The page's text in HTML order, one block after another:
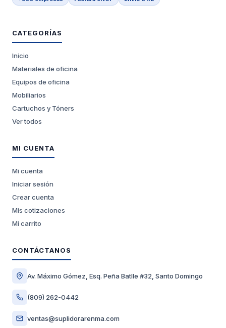
CATEGORÍAS
Inicio
Materiales de oficina
Equipos de oficina
Mobiliarios
Cartuchos y Tóners
Ver todos
MI CUENTA
Mi cuenta
Iniciar sesión
Crear cuenta
Mis cotizaciones
Mi carrito
CONTÁCTANOS
Av. Máximo Gómez, Esq. Peña Batlle #32, Santo Domingo
(809) 262-0442
ventas@suplidorarenma.com